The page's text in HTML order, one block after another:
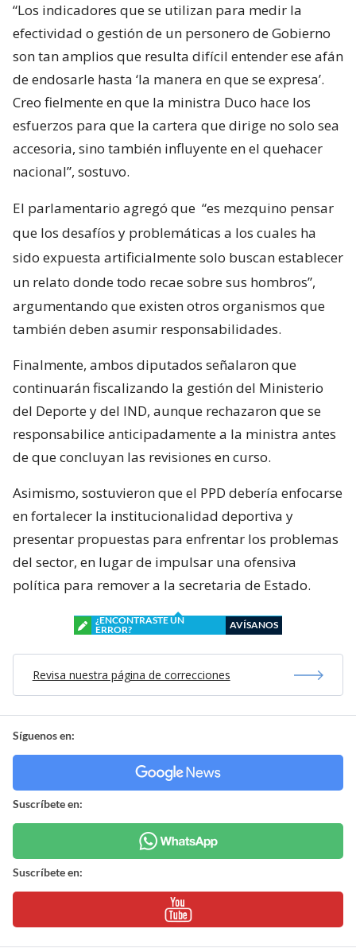
“Los indicadores que se utilizan para medir la
efectividad o gestión de un personero de Gobierno
son tan amplios que resulta difícil entender ese afán
de endosarle hasta ‘la manera en que se expresa’.
Creo fielmente en que la ministra Duco hace los
esfuerzos para que la cartera que dirige no solo sea
accesoria, sino también influyente en el quehacer
nacional”, sostuvo.
El parlamentario agregó que “es mezquino pensar
que los desafíos y problemáticas a los cuales ha
sido expuesta artificialmente solo buscan establecer
un relato donde todo recae sobre sus hombros”,
argumentando que existen otros organismos que
también deben asumir responsabilidades.
Finalmente, ambos diputados señalaron que
continuarán fiscalizando la gestión del Ministerio
del Deporte y del IND, aunque rechazaron que se
responsabilice anticipadamente a la ministra antes
de que concluyan las revisiones en curso.
Asimismo, sostuvieron que el PPD debería enfocarse
en fortalecer la institucionalidad deportiva y
presentar propuestas para enfrentar los problemas
del sector, en lugar de impulsar una ofensiva
política para remover a la secretaria de Estado.
¿ENCONTRASTE UN
ERROR?
AVÍSANOS
Revisa nuestra página de correcciones
Síguenos en:
Suscríbete en:
Suscríbete en: